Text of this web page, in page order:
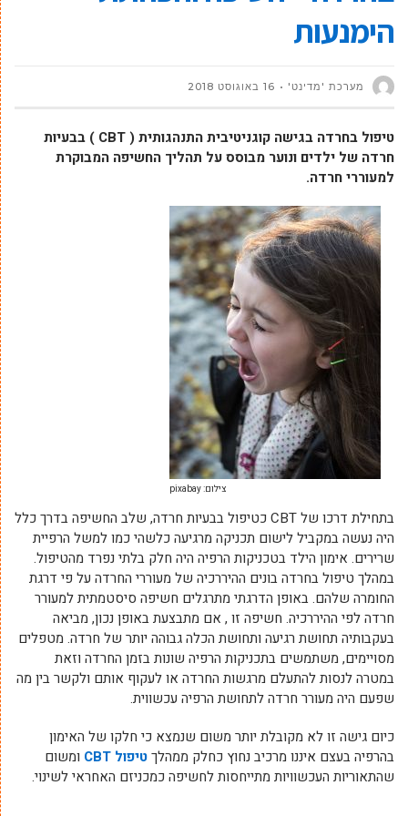
הימנעות
מערכת 'מדינט' 16 באוגוסט 2018
טיפול בחרדה בגישה קוגניטיבית התנהגותית ( CBT ) בבעיות
חרדה של ילדים ונוער מבוסס על תהליך החשיפה המבוקרת
למעוררי חרדה.
צילום: pixabay
בתחילת דרכו של CBT כטיפול בבעיות חרדה, שלב החשיפה בדרך כלל
היה נעשה במקביל לישום תכניקה מרגיעה כלשהי כמו למשל הרפיית
שרירים. אימון הילד בטכניקות הרפיה היה חלק בלתי נפרד מהטיפול.
במהלך טיפול בחרדה בונים ההיררכיה של מעוררי החרדה על פי דרגת
החומרה שלהם. באופן הדרגתי מתרגלים חשיפה סיסטמתית למעורר
חרדה לפי ההיררכיה. חשיפה זו , אם מתבצעת באופן נכון, מביאה
בעקבותיה תחושת רגיעה ותחושת הכלה גבוהה יותר של חרדה. מטפלים
מסויימים, משתמשים בתכניקות הרפיה שונות בזמן החרדה וזאת
במטרה לנסות להתעלם מרגשות החרדה או לעקוף אותם ולקשר בין מה
שפעם היה מעורר חרדה לתחושת הרפיה עכשווית.
כיום גישה זו לא מקובלת יותר משום שנמצא כי חלקו של האימון
בהרפיה בעצם איננו מרכיב נחוץ כחלק ממהלךטיפול CBT
ומשום
שהתאוריות העכשוויות מתייחסות לחשיפה כמכניזם האחראי לשינוי.